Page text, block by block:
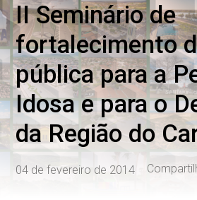
II Seminário de
fortalecimento
pública para a
Idosa e para o
da Região do
04 de fevereiro de 2014